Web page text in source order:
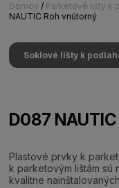
Domov / Parketové lišty k
NAUTIC Roh vnútorný
Soklové lišty k
D087
Plastové prvky k
k parketovým lištám sú
kvalitne